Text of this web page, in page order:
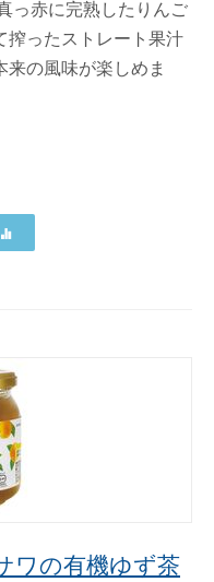
っ赤に完熟したりんご
搾ったストレート果汁
の風味が楽しめま
ワの有機ゆず茶